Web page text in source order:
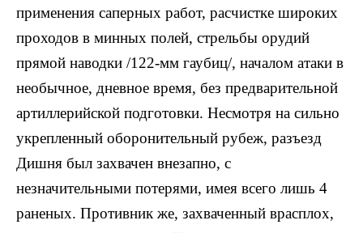
применения саперных работ, расчистке широких
проходов в минных полей, стрельбы орудий
прямой наводки /122-мм гаубиц/, началом атаки в
необычное, дневное время, без предварительной
артиллерийской подготовки. Несмотря на сильно
укрепленный оборонительный рубеж, разъезд
Дишня был захвачен внезапно, с
незначительными потерями, имея всего лишь 4
раненых. Противник же, захваченный врасплох,